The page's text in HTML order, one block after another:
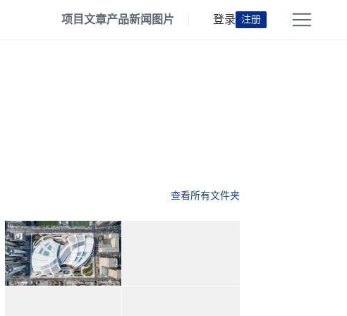
项目文章产品新闻 图片 登录 注册
查看所有文件夹